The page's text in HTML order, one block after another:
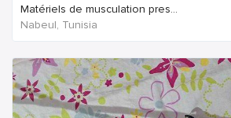
Matériels de musculation pres...
Nabeul‎, Tunisia